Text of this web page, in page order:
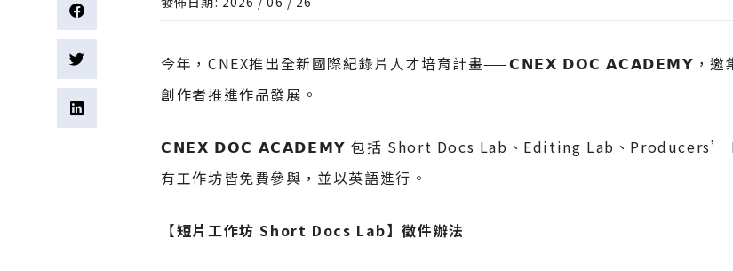
今年，CNEX推出全新國際紀錄片人才培育計畫——𝗖𝗡𝗘𝗫 𝗗𝗢𝗖 𝗔𝗖𝗔𝗗𝗘𝗠𝗬 ，
創作者推進作品發展。
𝗖𝗡𝗘𝗫 𝗗𝗢𝗖 𝗔𝗖𝗔𝗗𝗘𝗠𝗬 包括 Short Docs Lab、Editing Lab、Producers’
有工作坊皆免費參與，並以英語進行。
【短片工作坊 Short Docs Lab】徵件辦法